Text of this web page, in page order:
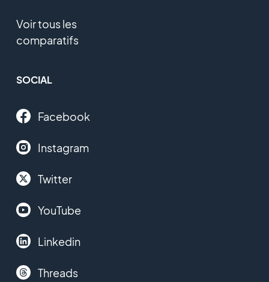
Voir tous les
comparatifs
SOCIAL
Facebook
Instagram
Twitter
YouTube
Linkedin
Threads